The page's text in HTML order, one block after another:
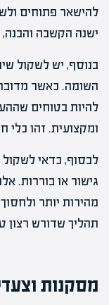
להישאר פתוחים
ישנה הקשבה והבנה,
בנוסף, יש לשקול
השומה. כאשר
להיות בטוחים
ומקצועית. זהו
לבסוף, כדאי
גישור או בוררות.
מהירות יותר
תהליך שדורש רצון
מסקנות